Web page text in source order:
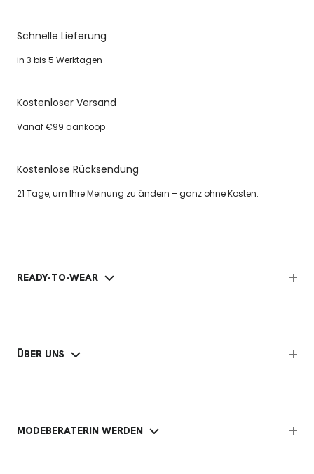
Schnelle Lieferung
in 3 bis 5 Werktagen
Kostenloser Versand
Vanaf €99 aankoop
Kostenlose Rücksendung
21 Tage, um Ihre Meinung zu ändern – ganz ohne Kosten.
READY-TO-WEAR
ÜBER UNS
MODEBERATERIN WERDEN